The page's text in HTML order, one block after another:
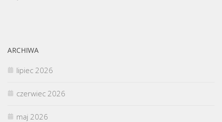
ARCHIWA
lipiec 2026
czerwiec 2026
maj 2026